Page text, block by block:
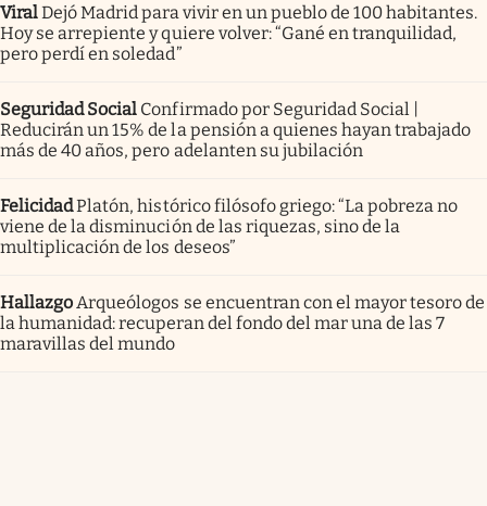
ViralDejó Madrid para vivir en un pueblo de 100 habitantes.
Hoy se arrepiente y quiere volver: “Gané en tranquilidad,
pero perdí en soledad”
Seguridad Social Confirmado por Seguridad Social |
Reducirán un 15% de la pensión a quienes hayan trabajado
más de 40 años, pero adelanten su jubilación
FelicidadPlatón, histórico filósofo griego: “La pobreza no
viene de la disminución de las riquezas, sino de la
multiplicación de los deseos”
Hallazgo Arqueólogos se encuentran con el mayor tesoro de
la humanidad: recuperan del fondo del mar una de las 7
maravillas del mundo